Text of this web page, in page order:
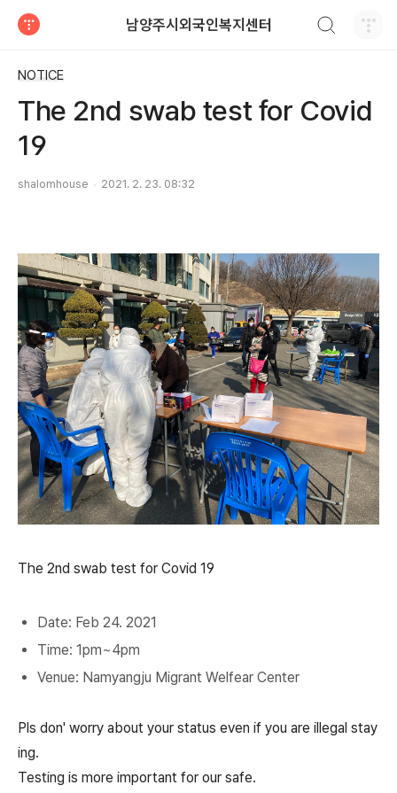
남양주시외국인복지센터
NOTICE
The 2nd swab test for Covid
19
shalomhouse 2021. 2. 23. 08:32
The 2nd swab test for Covid 19
Date: Feb 24. 2021
Time: 1pm~4pm
Venue: Namyangju Migrant Welfear Center
Pls don' worry about your status even if you are illegal stay
ing.
Testing is more important for our safe.